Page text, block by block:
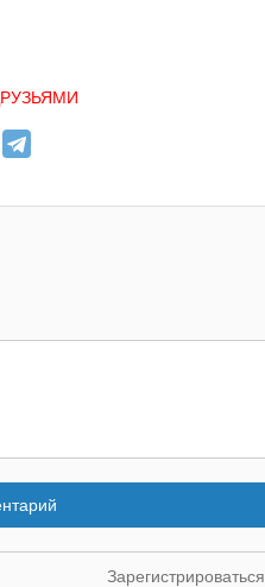
Зарегистрироваться